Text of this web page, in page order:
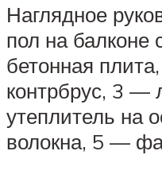
Наглядное
пол на
бетонная
контрбрус, 3 —
утеплитель на
волокна, 5 —